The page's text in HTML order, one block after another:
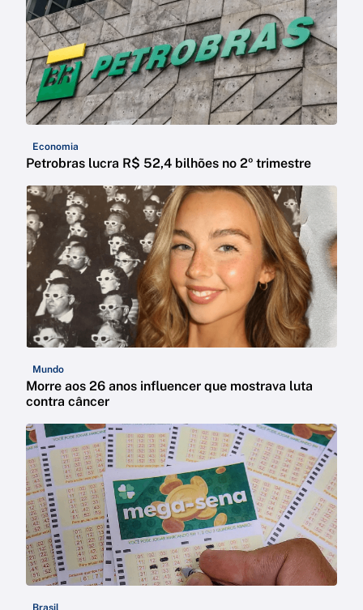
Economia
Petrobras lucra R$ 52,4 bilhões no 2º trimestre
Mundo
Morre aos 26 anos influencer que mostrava luta
contra câncer